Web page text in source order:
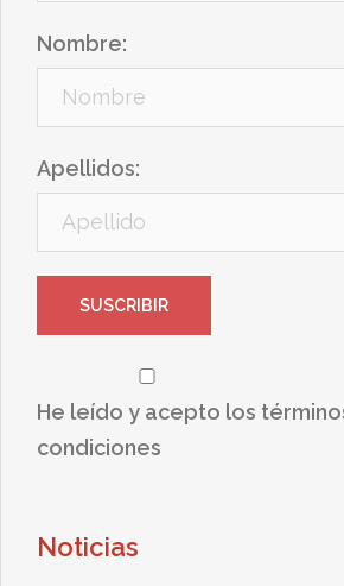
Nombre:
Apellidos:
He leído y acepto los
condiciones
Noticias